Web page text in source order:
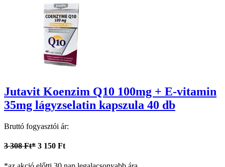
Jutavit Koenzim Q10 100mg + E-vitamin
35mg lágyzselatin kapszula 40 db
Bruttó fogyasztói ár:
3 308 Ft* 3 150 Ft